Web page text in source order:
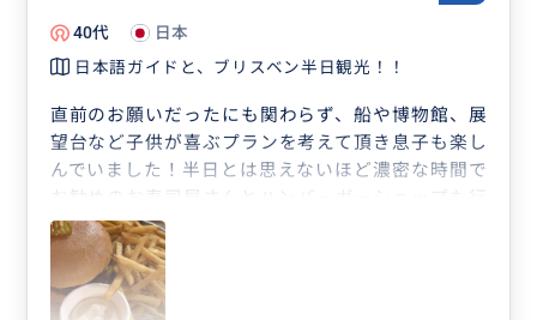
40代
日本
日本語ガイドと、ブリスベン半日観光！！
直前のお願いだったにも関わらず、船や博物館、展
望台など子供が喜ぶプランを考えて頂き息子も楽し
んでいました！半日とは思えないほど濃密な時間で
お勧めのお寿司屋さんとハンバーガーショップも行
きましたがどちらも美味しかったです！
ゴールドコーストへの行き方も丁寧に紙に書いて教
えてくださり、感謝です！
またブリスベンにくる機会が有ればお願いしたいで